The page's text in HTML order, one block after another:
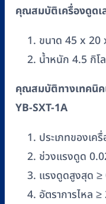
คุณสมบัติเครื่องดูดเ
ขนาด 45 x 20
น้ำหนัก 4.5 กิโ
คุณสมบัติทางเทคนิค
YB-SXT-1A
ประเภทของเค
ช่วงแรงดูด
แรงดูดสูงสุด ≥
อัตราการไหล